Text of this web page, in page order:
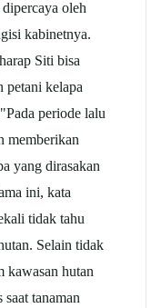
oleh
kabinetnya.
Siti bisa
petani kelapa
periode lalu
memberikan
yang dirasakan
ini, kata
tidak tahu
Selain tidak
kawasan hutan
tanaman